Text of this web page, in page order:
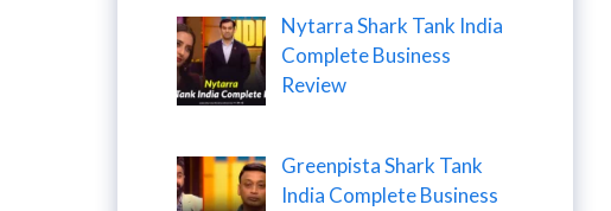
Nytarra Shark Tank India
Complete Business
Review
Greenpista Shark Tank
India Complete Business